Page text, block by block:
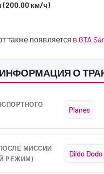
(200.00 км/ч)
также появляется в GTA
ИНФОРМАЦИЯ О
Planes
МИССИИ
РЕЖИМ)
Dildo Dodo